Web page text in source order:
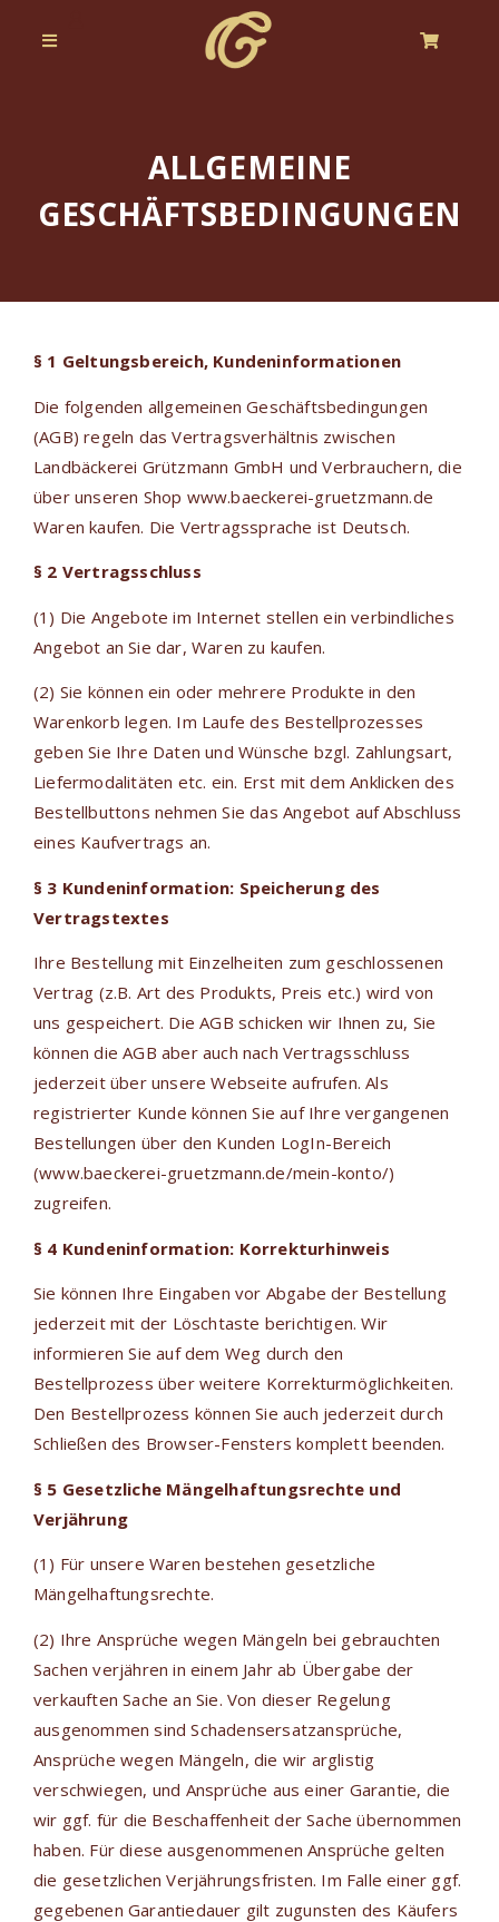
ALLGEMEINE
GESCHÄFTSBEDINGUNGEN
§ 1 Geltungsbereich, Kundeninformationen
Die folgenden allgemeinen Geschäftsbedingungen
(AGB) regeln das Vertragsverhältnis zwischen
Landbäckerei Grützmann GmbH und Verbrauchern, die
über unseren Shop www.baeckerei-gruetzmann.de
Waren kaufen. Die Vertragssprache ist Deutsch.
§ 2 Vertragsschluss
(1) Die Angebote im Internet stellen ein verbindliches
Angebot an Sie dar, Waren zu kaufen.
(2) Sie können ein oder mehrere Produkte in den
Warenkorb legen. Im Laufe des Bestellprozesses
geben Sie Ihre Daten und Wünsche bzgl. Zahlungsart,
Liefermodalitäten etc. ein. Erst mit dem Anklicken des
Bestellbuttons nehmen Sie das Angebot auf Abschluss
eines Kaufvertrags an.
§ 3 Kundeninformation: Speicherung des
Vertragstextes
Ihre Bestellung mit Einzelheiten zum geschlossenen
Vertrag (z.B. Art des Produkts, Preis etc.) wird von
uns gespeichert. Die AGB schicken wir Ihnen zu, Sie
können die AGB aber auch nach Vertragsschluss
jederzeit über unsere Webseite aufrufen. Als
registrierter Kunde können Sie auf Ihre vergangenen
Bestellungen über den Kunden LogIn-Bereich
(www.baeckerei-gruetzmann.de/mein-konto/)
zugreifen.
§ 4 Kundeninformation: Korrekturhinweis
Sie können Ihre Eingaben vor Abgabe der Bestellung
jederzeit mit der Löschtaste berichtigen. Wir
informieren Sie auf dem Weg durch den
Bestellprozess über weitere Korrekturmöglichkeiten.
Den Bestellprozess können Sie auch jederzeit durch
Schließen des Browser-Fensters komplett beenden.
§ 5 Gesetzliche Mängelhaftungsrechte und
Verjährung
(1) Für unsere Waren bestehen gesetzliche
Mängelhaftungsrechte.
(2) Ihre Ansprüche wegen Mängeln bei gebrauchten
Sachen verjähren in einem Jahr ab Übergabe der
verkauften Sache an Sie. Von dieser Regelung
ausgenommen sind Schadensersatzansprüche,
Ansprüche wegen Mängeln, die wir arglistig
verschwiegen, und Ansprüche aus einer Garantie, die
wir ggf. für die Beschaffenheit der Sache übernommen
haben. Für diese ausgenommenen Ansprüche gelten
die gesetzlichen Verjährungsfristen. Im Falle einer ggf.
gegebenen Garantiedauer gilt zugunsten des Käufers